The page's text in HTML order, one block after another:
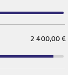
2 400,00 €